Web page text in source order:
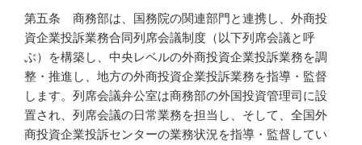
第五条 商務部は、国務院の関連部門と連携し、外商投
資企業投訴業務合同列席会議制度（以下列席会議と呼
ぶ）を構築し、中央レベルの外商投資企業投訴業務を調
整・推進し、地方の外商投資企業投訴業務を指導・監督
します。列席会議弁公室は商務部の外国投資管理司に設
置され、列席会議の日常業務を担当し、そして、全国外
商投資企業投訴センターの業務状況を指導・監督してい